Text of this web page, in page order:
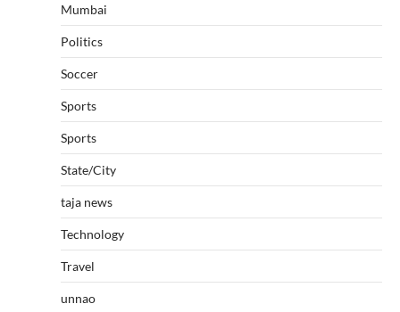
Mumbai
Politics
Soccer
Sports
Sports
State/City
taja news
Technology
Travel
unnao